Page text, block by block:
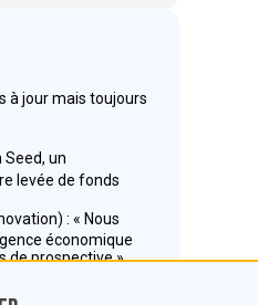
à jour mais toujours
un
levée de fonds
: « Nous
économique
de prospective »